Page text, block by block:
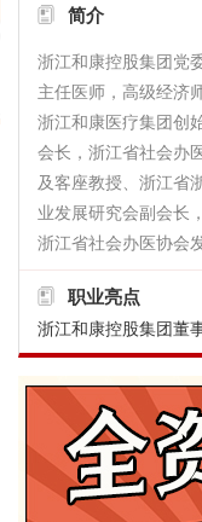
简介
浙江和康控股集团党
主任医师，高级经济
浙江和康医疗集团创
会长，浙江省社会办
及客座教授、浙江省
业发展研究会副会长
浙江省社会办医协会
职业亮点
浙江和康控股集团董